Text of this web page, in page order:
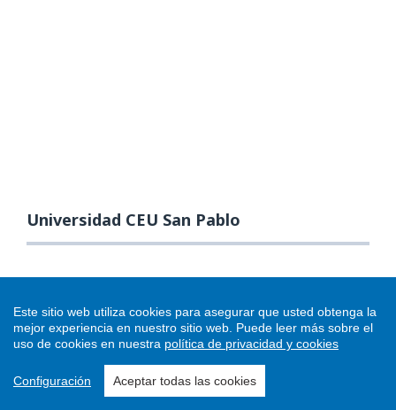
Universidad CEU San Pablo
Este sitio web utiliza cookies para asegurar que usted obtenga la
mejor experiencia en nuestro sitio web. Puede leer más sobre el
uso de cookies en nuestra política de privacidad y cookies
Configuración Aceptar todas las cookies